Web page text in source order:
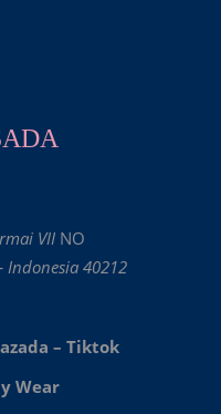
VII NO
Indonesia 40212
– Tiktok
Wear